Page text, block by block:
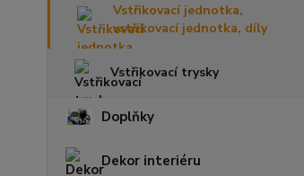
Vstřikovací jednotka,
vstřikovací jednotka, díly
Vstřikovací trysky
Doplňky
Dekor interiéru